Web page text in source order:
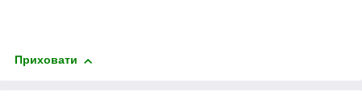
Приховати